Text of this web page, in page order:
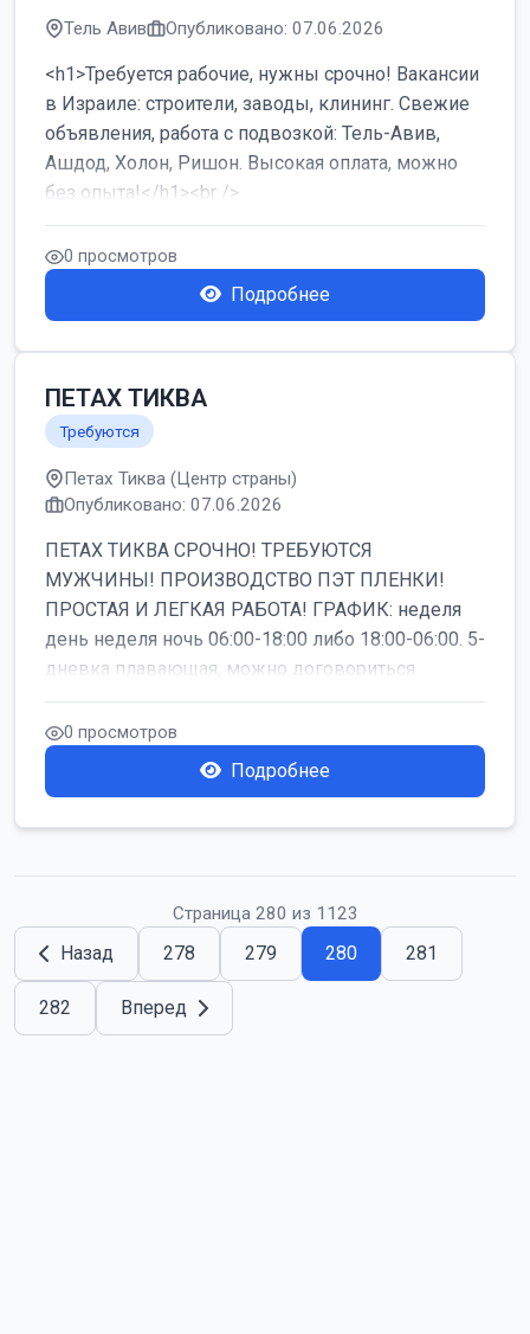
Тель Авив Опубликовано: 07.06.2026
<h1>Требуется рабочие, нужны срочно! Вакансии
в Израиле: строители, заводы, клининг. Свежие
объявления, работа с подвозкой: Тель-Авив,
Ашдод, Холон, Ришон. Высокая оплата, можно
без опыта!</h1><br />
...
0 просмотров
Подробнее
ПЕТАХ ТИКВА
Требуются
Петах Тиква (Центр страны)
Опубликовано: 07.06.2026
ПЕТАХ ТИКВА СРОЧНО! ТРЕБУЮТСЯ
МУЖЧИНЫ! ПРОИЗВОДСТВО ПЭТ ПЛЕНКИ!
ПРОСТАЯ И ЛЕГКАЯ РАБОТА! ГРАФИК: неделя
день неделя ночь 06:00-18:00 либо 18:00-06:00. 5-
дневка плавающая, можно договориться
работать б...
0 просмотров
Подробнее
Страница 280 из 1123
Назад 278 279 280 281
282 Вперед